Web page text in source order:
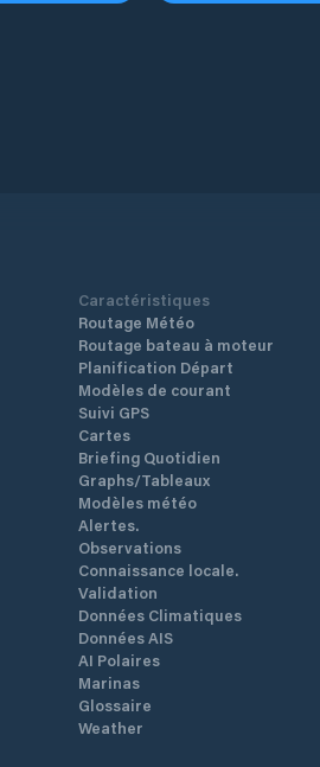
Caractéristiques
Routage Météo
Routage bateau à moteur
Planification Départ
Modèles de courant
Suivi GPS
Cartes
Briefing Quotidien
Graphs/Tableaux
Modèles météo
Alertes.
Observations
Connaissance locale.
Validation
Données Climatiques
Données AIS
AI Polaires
Marinas
Glossaire
Weather